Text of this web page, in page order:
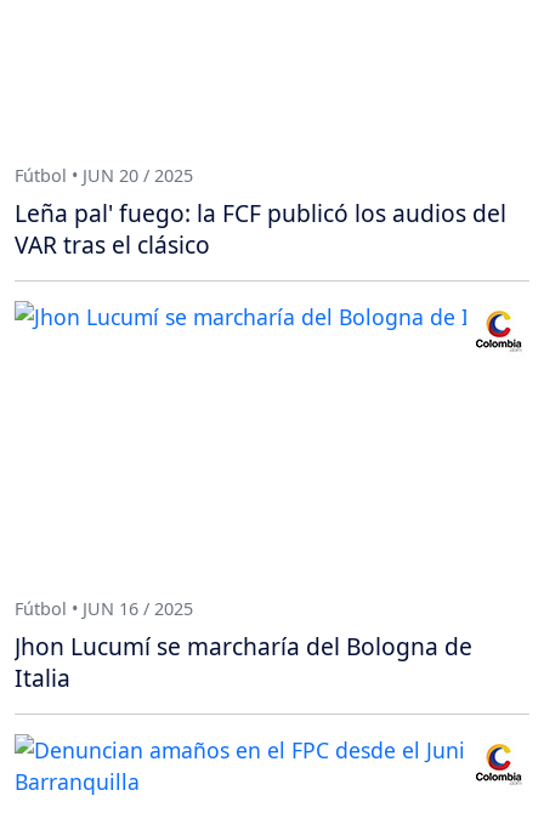
Fútbol • JUN 20 / 2025
Leña pal' fuego: la FCF publicó los audios del
VAR tras el clásico
Fútbol • JUN 16 / 2025
Jhon Lucumí se marcharía del Bologna de
Italia